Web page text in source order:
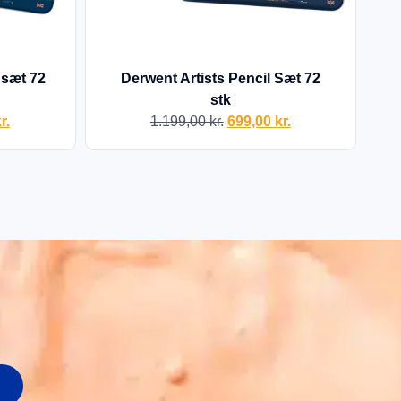
sæt 72
Derwent Artists Pencil Sæt 72
stk
1.199,00kr. 699,00 kr.